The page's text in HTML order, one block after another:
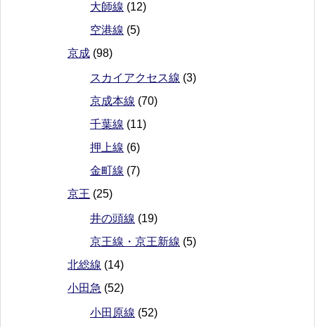
大師線 (12)
空港線 (5)
京成 (98)
スカイアクセス線 (3)
京成本線 (70)
千葉線 (11)
押上線 (6)
金町線 (7)
京王 (25)
井の頭線 (19)
京王線・京王新線 (5)
北総線 (14)
小田急 (52)
小田原線 (52)